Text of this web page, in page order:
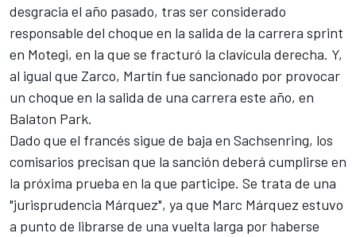
desgracia el año pasado, tras ser considerado
responsable del choque en la salida de la carrera sprint
en Motegi, en la que se fracturó la clavícula derecha. Y,
al igual que Zarco, Martín fue sancionado por provocar
un choque en la salida de una carrera este año, en
Balaton Park.
Dado que el francés sigue de baja en Sachsenring, los
comisarios precisan que la sanción deberá cumplirse en
la próxima prueba en la que participe. Se trata de una
"jurisprudencia Márquez", ya que Marc Márquez estuvo
a punto de librarse de una vuelta larga por haberse